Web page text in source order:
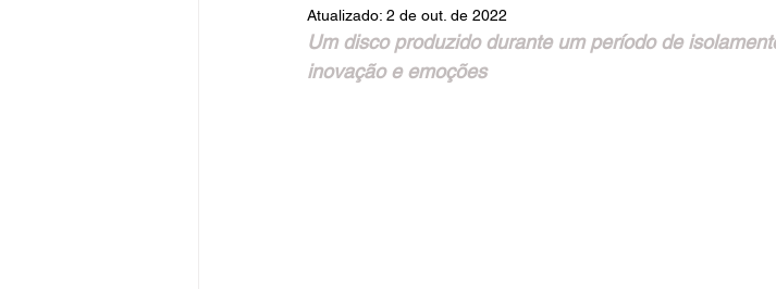
Atualizado: 2 de out. de 2022
Um disco produzido durante um período de
inovação e emoções